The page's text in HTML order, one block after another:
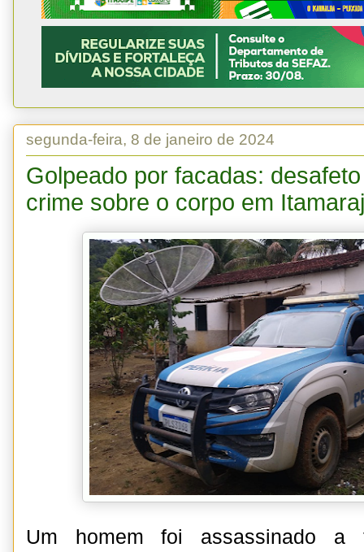
segunda-feira, 8 de janeiro de 2024
Golpeado por facadas:
crime sobre o corpo em
Um homem foi assassinado a